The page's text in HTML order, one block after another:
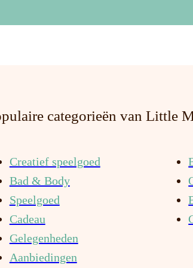
categorieën van Little
Creatief speelgoed
Bad & Body
Speelgoed
Cadeau
Gelegenheden
Aanbiedingen